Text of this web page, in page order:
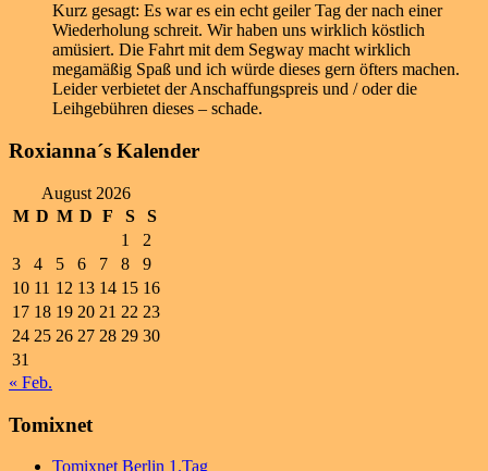
Kurz gesagt: Es war es ein echt geiler Tag der nach einer
Wiederholung schreit. Wir haben uns wirklich köstlich
amüsiert. Die Fahrt mit dem Segway macht wirklich
megamäßig Spaß und ich würde dieses gern öfters machen.
Leider verbietet der Anschaffungspreis und / oder die
Leihgebühren dieses – schade.
Roxianna´s Kalender
August 2026
M D M D F S
S
1
2
3
4 5 6 7 8
9
10 11 12 13 14 15 16
17 18 19 20 21 22 23
24 25 26 27 28 29 30
31
« Feb.
Tomixnet
Tomixnet Berlin 1.Tag